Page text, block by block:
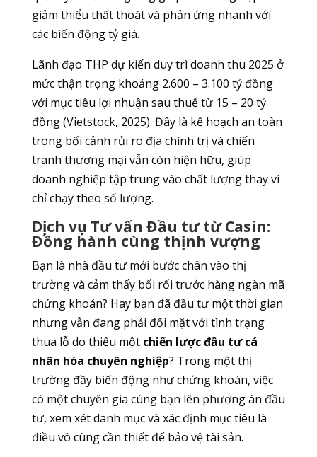
giảm thiểu thất thoát và phản ứng nhanh với
các biến động tỷ giá.
Lãnh đạo THP dự kiến duy trì doanh thu 2025 ở
mức thận trọng khoảng 2.600 – 3.100 tỷ đồng
với mục tiêu lợi nhuận sau thuế từ 15 – 20 tỷ
đồng (Vietstock, 2025). Đây là kế hoạch an toàn
trong bối cảnh rủi ro địa chính trị và chiến
tranh thương mại vẫn còn hiện hữu, giúp
doanh nghiệp tập trung vào chất lượng thay vì
chỉ chạy theo số lượng.
Dịch vụ Tư vấn Đầu tư từ Casin:
Đồng hành cùng thịnh vượng
Bạn là nhà đầu tư mới bước chân vào thị
trường và cảm thấy bối rối trước hàng ngàn mã
chứng khoán? Hay bạn đã đầu tư một thời gian
nhưng vẫn đang phải đối mặt với tình trạng
thua lỗ do thiếu một chiến lược đầu tư cá
nhân hóa chuyên nghiệp? Trong một thị
trường đầy biến động như chứng khoán, việc
có một chuyên gia cùng bạn lên phương án đầu
tư, xem xét danh mục và xác định mục tiêu là
điều vô cùng cần thiết để bảo vệ tài sản.